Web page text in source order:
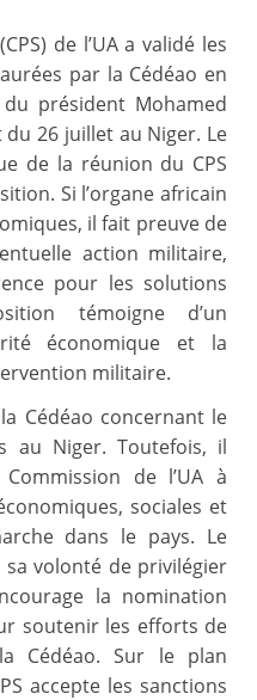
de l’UA a validé les
par la Cédéao en
président Mohamed
du 26 juillet au Niger. Le
de la réunion du CPS
Si l’organe africain
il fait preuve de
action militaire,
pour les solutions
témoigne d’un
économique et la
militaire.
Cédéao concernant le
au Niger. Toutefois, il
de l’UA à
sociales et
dans le pays. Le
sa volonté de privilégier
la nomination
soutenir les efforts de
Cédéao. Sur le plan
accepte les sanctions